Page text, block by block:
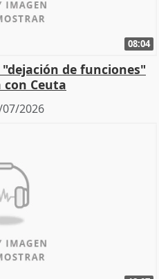
08:04
de funciones"
Ceuta
2026